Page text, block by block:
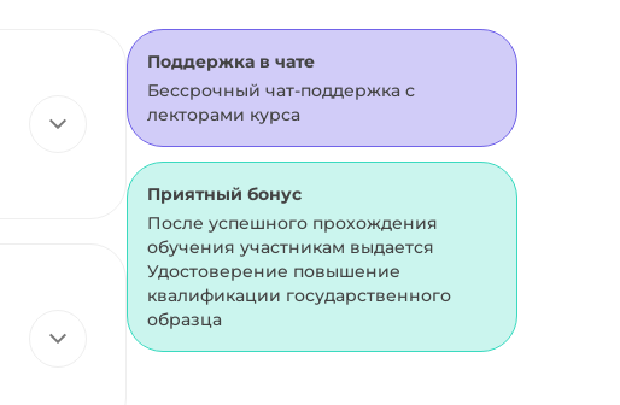
Поддержка в чате
Бессрочный чат-поддержка с
лекторами курса
Приятный бонус
После успешного прохождения
обучения участникам выдается
Удостоверение повышение
квалификации государственного
образца